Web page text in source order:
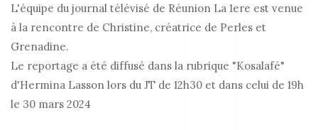
L'équipe du journal télévisé de Réunion La 1ere est venue
à la rencontre de Christine, créatrice de Perles et
Grenadine.
Le reportage a été diffusé dans la rubrique "Kosalafé"
d'Hermina Lasson lors du JT de 12h30 et dans celui de 19h
le 30 mars 2024